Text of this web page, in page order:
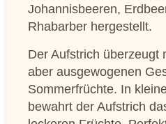
Johannisbeeren,
Rhabarber hergestellt.
Der Aufstrich überzeugt
aber ausgewogenen
Sommerfrüchte. In
bewahrt der Aufstrich